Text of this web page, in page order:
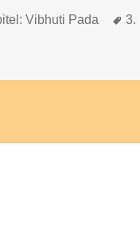
Vibhuti Pada
3.